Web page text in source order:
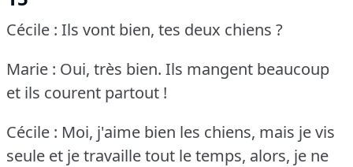
Cécile : Ils vont bien, tes deux chiens ?
Marie : Oui, très bien. Ils mangent beaucoup
et ils courent partout !
Cécile : Moi, j'aime bien les chiens, mais je vis
seule et je travaille tout le temps, alors, je ne